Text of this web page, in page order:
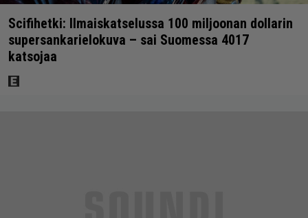
Scifihetki: Ilmaiskatselussa 100 miljoonan dollarin
supersankarielokuva – sai Suomessa 4017
katsojaa